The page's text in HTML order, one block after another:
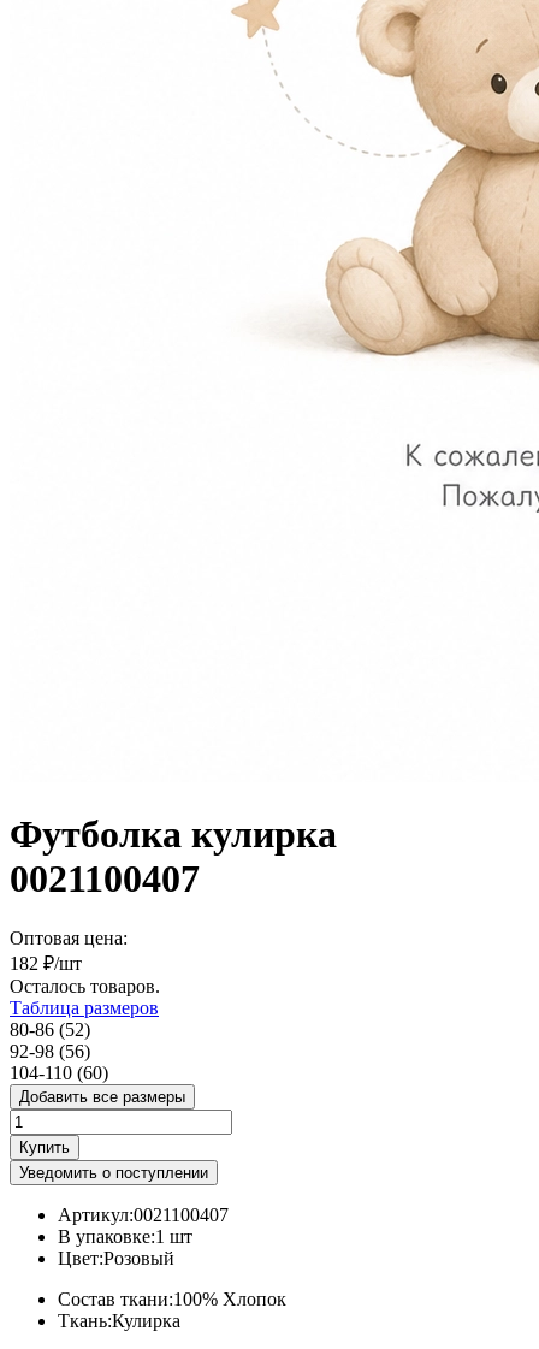
Футболка кулирка
0021100407
Оптовая цена:
182 ₽/шт
Осталось товаров.
Таблица размеров
80-86 (52)
92-98 (56)
104-110 (60)
Добавить все размеры
Купить
Уведомить о поступлении
Артикул:0021100407
В упаковке:1 шт
Цвет:Розовый
Состав ткани:100% Хлопок
Ткань:Кулирка